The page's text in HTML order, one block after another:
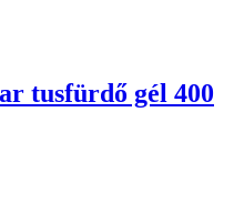
tusfürdő gél 400